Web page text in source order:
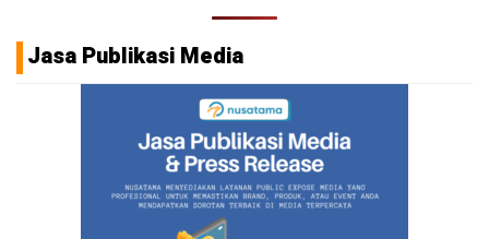
Jasa Publikasi Media